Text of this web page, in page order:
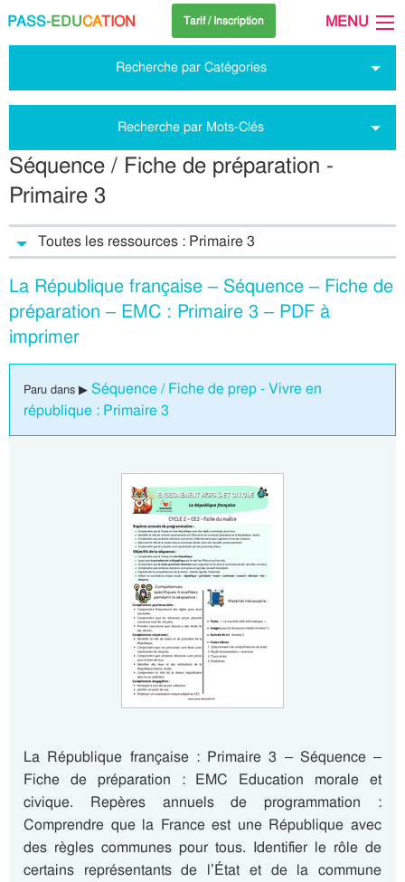
PASS-EDUCATION Tarif / Inscription MENU
Recherche par Catégories
Recherche par Mots-Clés
Séquence / Fiche de préparation -
Primaire 3
Toutes les ressources : Primaire 3
La République française – Séquence – Fiche de
préparation – EMC : Primaire 3 – PDF à
imprimer
Paru dans ▶ Séquence / Fiche de prep - Vivre en
république : Primaire 3
La République française : Primaire 3 – Séquence –
Fiche de préparation : EMC Education morale et
civique. Repères annuels de programmation :
Comprendre que la France est une République avec
des règles communes pour tous. Identifier le rôle de
certains représentants de l’État et de la commune